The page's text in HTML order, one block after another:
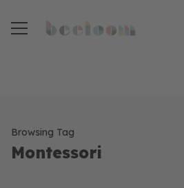
Browsing Tag
Montessori